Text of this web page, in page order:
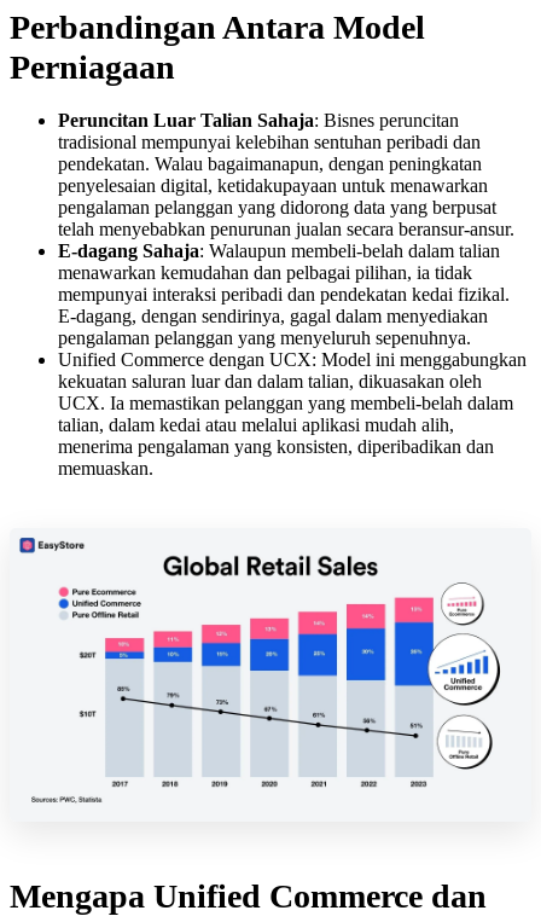
Perbandingan Antara Model
Perniagaan
Peruncitan Luar Talian Sahaja: Bisnes peruncitan
tradisional mempunyai kelebihan sentuhan peribadi dan
pendekatan. Walau bagaimanapun, dengan peningkatan
penyelesaian digital, ketidakupayaan untuk menawarkan
pengalaman pelanggan yang didorong data yang berpusat
telah menyebabkan penurunan jualan secara beransur-ansur.
E-dagang Sahaja: Walaupun membeli-belah dalam talian
menawarkan kemudahan dan pelbagai pilihan, ia tidak
mempunyai interaksi peribadi dan pendekatan kedai fizikal.
E-dagang, dengan sendirinya, gagal dalam menyediakan
pengalaman pelanggan yang menyeluruh sepenuhnya.
Unified Commerce dengan UCX: Model ini menggabungkan
kekuatan saluran luar dan dalam talian, dikuasakan oleh
UCX. Ia memastikan pelanggan yang membeli-belah dalam
talian, dalam kedai atau melalui aplikasi mudah alih,
menerima pengalaman yang konsisten, diperibadikan dan
memuaskan.
Mengapa Unified Commerce dan